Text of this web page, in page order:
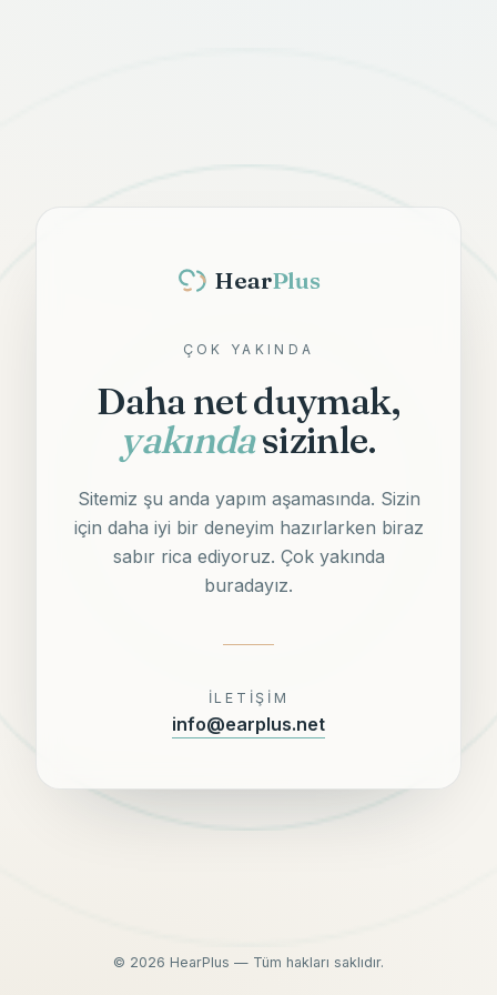
HearPlus
ÇOK YAKINDA
Daha net duymak,
yakındasizinle.
Sitemiz şu anda yapım aşamasında. Sizin
için daha iyi bir deneyim hazırlarken biraz
sabır rica ediyoruz. Çok yakında
buradayız.
İLETIŞIM
info@earplus.net
© 2026 HearPlus — Tüm hakları saklıdır.